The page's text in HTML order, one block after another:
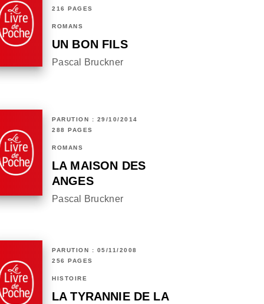
216 PAGES
ROMANS
UN BON FILS
Pascal Bruckner
PARUTION : 29/10/2014
288 PAGES
ROMANS
LA MAISON DES
ANGES
Pascal Bruckner
PARUTION : 05/11/2008
256 PAGES
HISTOIRE
LA TYRANNIE DE LA